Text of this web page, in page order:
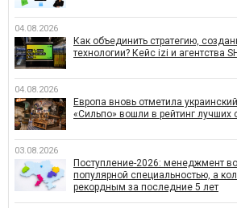
04.08.2026
Как объединить стратегию,
технологии? Кейс izi и агентства
04.08.2026
Европа вновь отметила
«Сильпо» вошли в рейтинг лучших
03.08.2026
Поступление-2026: менеджмент
популярной специальностью, а
рекордным за последние 5 лет